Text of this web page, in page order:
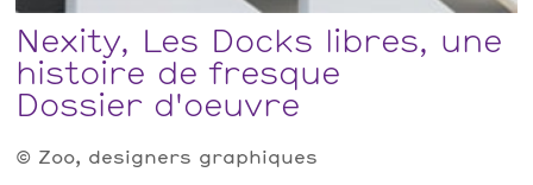
Nexity, Les Docks libres, une
histoire de fresque
Dossier d'oeuvre
© Zoo, designers graphiques